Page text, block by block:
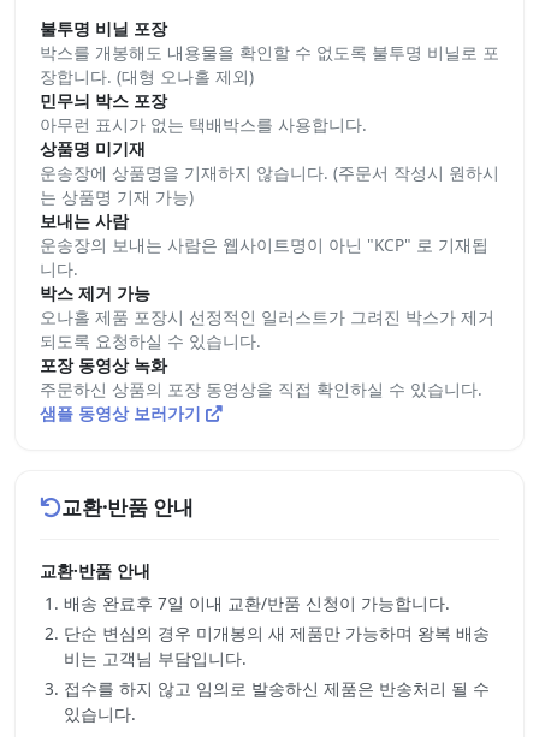
불투명 비닐 포장
박스를 개봉해도 내용물을 확인할 수 없도록 불투명 비닐로 포
장합니다. (대형 오나홀 제외)
민무늬 박스 포장
아무런 표시가 없는 택배박스를 사용합니다.
상품명 미기재
운송장에 상품명을 기재하지 않습니다. (주문서 작성시 원하시
는 상품명 기재 가능)
보내는 사람
운송장의 보내는 사람은 웹사이트명이 아닌 "KCP" 로 기재됩
니다.
박스 제거 가능
오나홀 제품 포장시 선정적인 일러스트가 그려진 박스가 제거
되도록 요청하실 수 있습니다.
포장 동영상 녹화
주문하신 상품의 포장 동영상을 직접 확인하실 수 있습니다.
샘플 동영상 보러가기
교환·반품 안내
교환·반품 안내
배송 완료후 7일 이내 교환/반품 신청이 가능합니다.
단순 변심의 경우 미개봉의 새 제품만 가능하며 왕복 배송
비는 고객님 부담입니다.
접수를 하지 않고 임의로 발송하신 제품은 반송처리 될 수
있습니다.